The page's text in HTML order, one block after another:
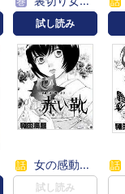
試し読み
話 女の感動物語 昭和「赤い靴」
試し読み
話